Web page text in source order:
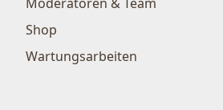
Shop
Wartungsarbeiten